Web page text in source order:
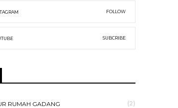
FOLLOW
SUBCRIBE
RUMAH GADANG (2)